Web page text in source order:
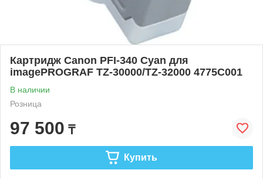
Картридж Canon PFI-340 Cyan для
imagePROGRAF TZ-30000/TZ-32000 4775C001
В наличии
Розница
97 500 ₸
Купить